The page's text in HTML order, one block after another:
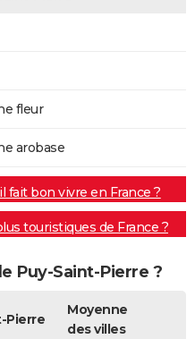
fleur
arobase
fait bon vivre en France ?
touristiques de France ?
Puy-Saint-Pierre ?
Pierre
Moyenne
des villes